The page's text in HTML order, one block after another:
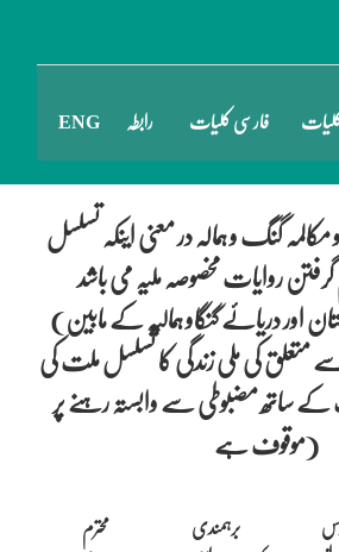
فارسی کلیات رابطہ ENG
گنگ و ہمالہ در معنی اینکہ تسلسل
گرفتن روایات مخصوصہ ملیہ می باشد
(شیخ اور برہمن کی داستان اور دریائے گنگاو ہمالیہ کے مابین
کی ملی زندگی کا تسلسل ملت کی
ساتھ مضبوطی سے وابستہ رہنے پر
موقوف ہے)
برہمندی محترم